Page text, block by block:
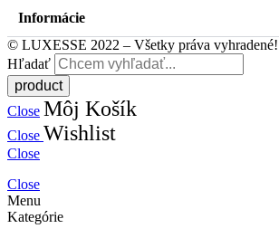
Informácie
© LUXESSE 2022 – Všetky práva vyhradené!
Hľadať
Close Môj Košík
Close Wishlist
Close
Close
Menu
Kategórie